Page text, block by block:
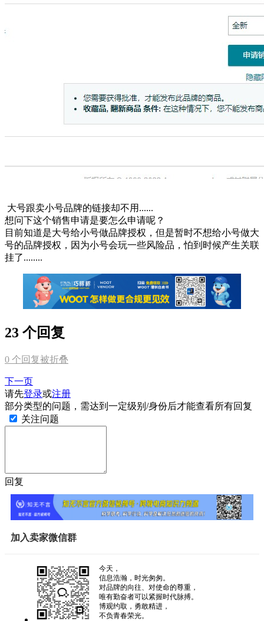
大号跟卖小号品牌的链接却不用......
想问下这个销售申请是要怎么申请呢？
目前知道是大号给小号做品牌授权，但是暂时不想给小号做大
号的品牌授权，因为小号会玩一些风险品，怕到时候产生关联
挂了........
23 个回复
0 个回复被折叠
下一页
请先登录或注册
部分类型的问题，需达到一定级别/身份后才能查看所有回复
关注问题
回复
加入卖家微信群
今天，
信息浩瀚，时光匆匆。
对品牌的向往、对使命的尊重，
唯有勤奋者可以紧握时代脉搏。
博观约取，勇敢精进，
不负青春荣光。